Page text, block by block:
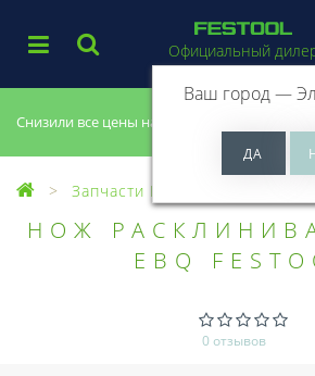
Снизили все цены на 20%, успей купить!
Официальный
Ваш город —
Запчасти Festool
НОЖ
EBQ
0 отзывов